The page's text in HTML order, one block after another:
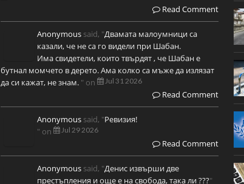
Read Comment
Anonymous said, "Двамата малоумници са
казали, че не са го видели при Шабан.
Има свидетели, които твърдят , че Шабан е
бутнал момчето в дерето. Ама колко са мъже да излязат
да си кажат, не знам. " on Jul 31 2026
Read Comment
Anonymous said, "Ревизия!
" on
Jul 29 2026
Read Comment
Anonymous said, "Денис извърши две
престъпления и още е на свобода, така ли ???"